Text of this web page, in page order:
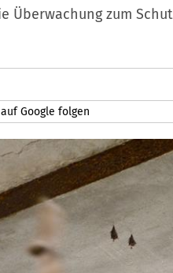
Überwachung zum
auf Google folgen